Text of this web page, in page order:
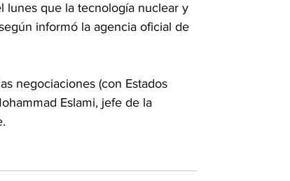
lunes que la tecnología nuclear y
informó la agencia oficial de
negociaciones (con Estados
Eslami, jefe de la